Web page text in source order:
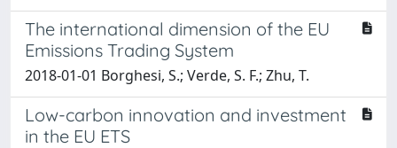
The international dimension of the EU
Emissions Trading System
2018-01-01 Borghesi, S.; Verde, S. F.; Zhu, T.
Low-carbon innovation and investment
in the EU ETS